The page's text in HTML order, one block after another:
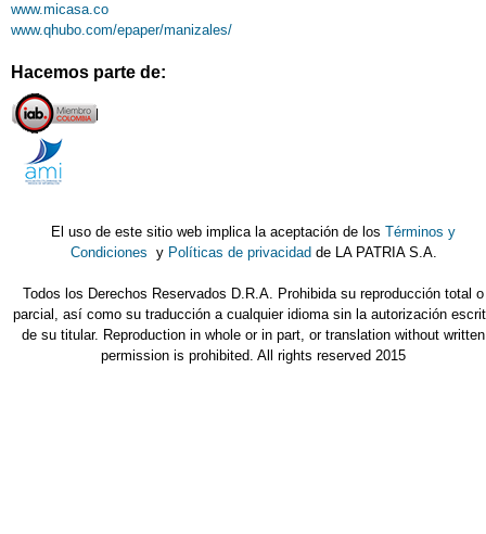
www.micasa.co
www.qhubo.com/epaper/manizales/
Hacemos parte de:
El uso de este sitio web implica la aceptación de losTérminos y
Condiciones y Políticas de privacidad de LA PATRIA S.A.
Todos los Derechos Reservados D.R.A. Prohibida su reproducción total o
parcial, así como su traducción a cualquier idioma sin la autorización
de su titular. Reproduction in whole or in part, or translation without written
permission is prohibited. All rights reserved 2015